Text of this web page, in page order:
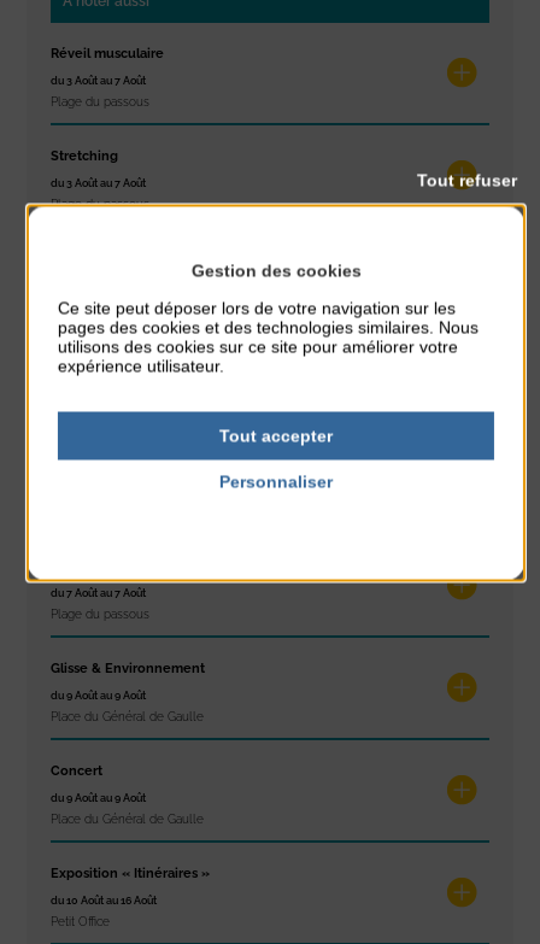
Réveil musculaire
du 3 Août au 7 Août
Plage du passous
Stretching
du 3 Août au 7 Août
Plage du passous
Tennis Club Coutainville
Marché d’été
Place du Général de Gaulle
Spectacle de rue
du 7 Août au 7 Août
Plage du passous
Glisse & Environnement
du 9 Août au 9 Août
Place du Général de Gaulle
Concert
du 9 Août au 9 Août
Place du Général de Gaulle
Exposition « Itinéraires »
du 10 Août au 16 Août
Petit Office
Gestion des cookies
Ce site peut déposer lors de votre navigation sur les
pages des cookies et des technologies similaires. Nous
utilisons des cookies sur ce site pour améliorer votre
expérience utilisateur.
Tout accepter
Tout refuser
Personnaliser